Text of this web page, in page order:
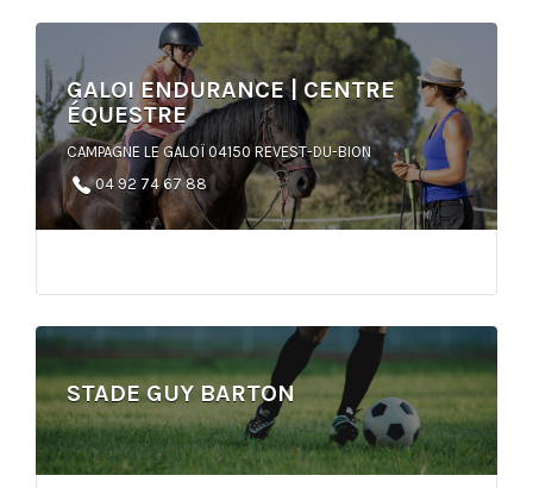
GALOI ENDURANCE | CENTRE
ÉQUESTRE
CAMPAGNE LE GALOÏ 04150 REVEST-DU-BION
04 92 74 67 88
STADE GUY BARTON